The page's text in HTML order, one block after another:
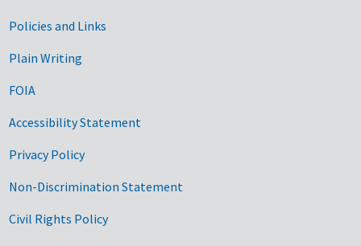
Government Links
Policies and Links
Plain Writing
FOIA
Accessibility Statement
Privacy Policy
Non-Discrimination Statement
Civil Rights Policy